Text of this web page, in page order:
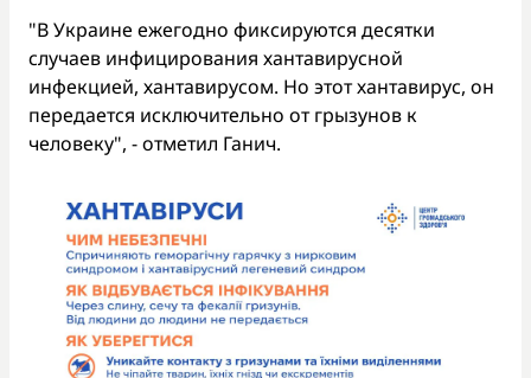
"В Украине ежегодно фиксируются десятки
случаев инфицирования хантавирусной
инфекцией, хантавирусом. Но этот хантавирус, он
передается исключительно от грызунов к
человеку", - отметил Ганич.